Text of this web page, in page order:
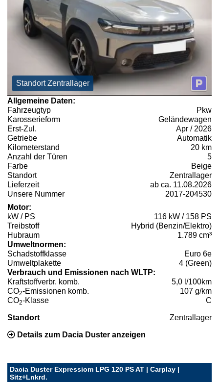
Standort Zentrallager
Allgemeine Daten:
Fahrzeugtyp
Pkw
Karosserieform
Geländewagen
Erst-Zul.
Apr / 2026
Getriebe
Automatik
Kilometerstand
20 km
Anzahl der Türen
5
Farbe
Beige
Standort
Zentrallager
Lieferzeit
ab ca. 11.08.2026
Unsere Nummer
2017-204530
Motor:
kW / PS
116 kW / 158 PS
Treibstoff
Hybrid (Benzin/Elektro)
Hubraum
1.789 cm³
Umweltnormen:
Schadstoffklasse
Euro 6e
Umweltplakette
4 (Green)
Verbrauch und Emissionen nach WLTP:
Kraftstoffverbr. komb.
5,0 l/100km
CO2-Emissionen komb.
107 g/km
CO2-Klasse C
Standort Zentrallager
Details zum Dacia Duster anzeigen
Dacia Duster Expressiom LPG 120 PS AT | Carplay |
Sitz+Lnkrd.